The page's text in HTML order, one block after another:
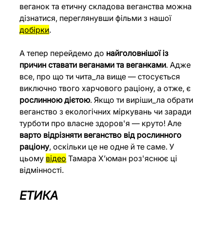
веганок та етичну складова веганства можна
дізнатися, переглянувши фільми з нашої
добірки.
А тепер перейдемо до найголовнішої із
причин ставати веганами та веганками. Адже
все, про що ти чита_ла вище — стосується
виключно твого харчового раціону, а отже, є
рослинною дієтою. Якщо ти виріши_ла обрати
веганство з екологічних міркувань чи заради
турботи про власне здоров'я — круто! Але
варто відрізняти веганство від рослинного
раціону, оскільки це не одне й те саме. У
цьому відео Тамара Х’юман роз'яснює ці
відмінності.
ЕТИКА